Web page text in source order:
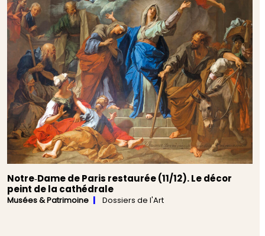
Notre‑Dame de Paris restaurée (11/12). Le décor
peint de la cathédrale
Musées & Patrimoine Dossiers de l'Art